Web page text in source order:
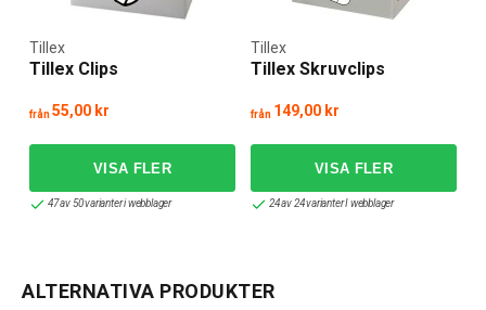
Tillex Clips
Tillex
från55,00 kr
47 av 50 varianter i webblager
Tillex Skruvclips
Tillex
från 149,00 kr
24 av 24 varianter I webblager
ALTERNATIVA PRODUKTER